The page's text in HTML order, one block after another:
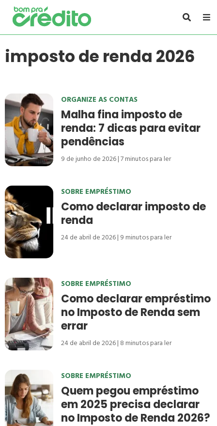
imposto de renda 2026
ORGANIZE AS CONTAS
Malha fina imposto de
renda: 7 dicas para evitar
pendências
9 de junho de 2026 7minutos para ler
SOBRE EMPRÉSTIMO
Como declarar imposto de
renda
24 de abril de 2026 9minutos para ler
SOBRE EMPRÉSTIMO
Como declarar empréstimo
no Imposto de Renda sem
errar
24 de abril de 2026 8minutos para ler
SOBRE EMPRÉSTIMO
Quem pegou empréstimo
em 2025 precisa declarar
no Imposto de Renda 2026?